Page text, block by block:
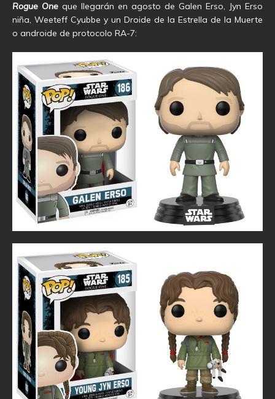
Rogue One que llegarán en agosto de Galen Erso, Jyn Erso
niña, Weeteff Cyubbe y un Droide de la Estrella de la Muerte
o androide de protocolo RA-7: